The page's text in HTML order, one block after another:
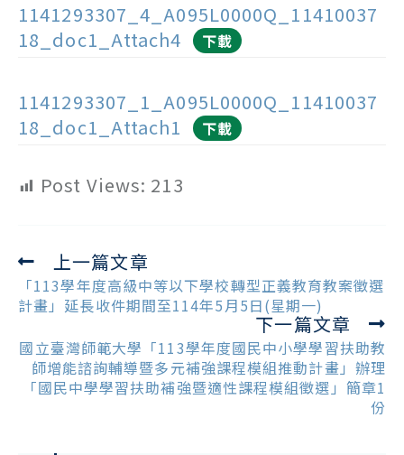
1141293307_4_A095L0000Q_11410037
18_doc1_Attach4
下載
1141293307_1_A095L0000Q_11410037
18_doc1_Attach1
下載
Post Views: 213
Read
more
articles
上一篇文章
「113學年度高級中等以下學校轉型正義教育教案徵選
計畫」延長收件期間至114年5月5日(星期一)
下一篇文章
國立臺灣師範大學「113學年度國民中小學學習扶助教
師增能諮詢輔導暨多元補強課程模組推動計畫」辦理
「國民中學學習扶助補強暨適性課程模組徵選」簡章1
份